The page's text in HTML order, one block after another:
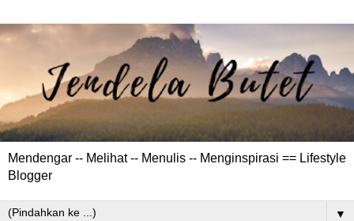
Mendengar -- Melihat -- Menulis -- Menginspirasi == Lifestyle
Blogger
▼